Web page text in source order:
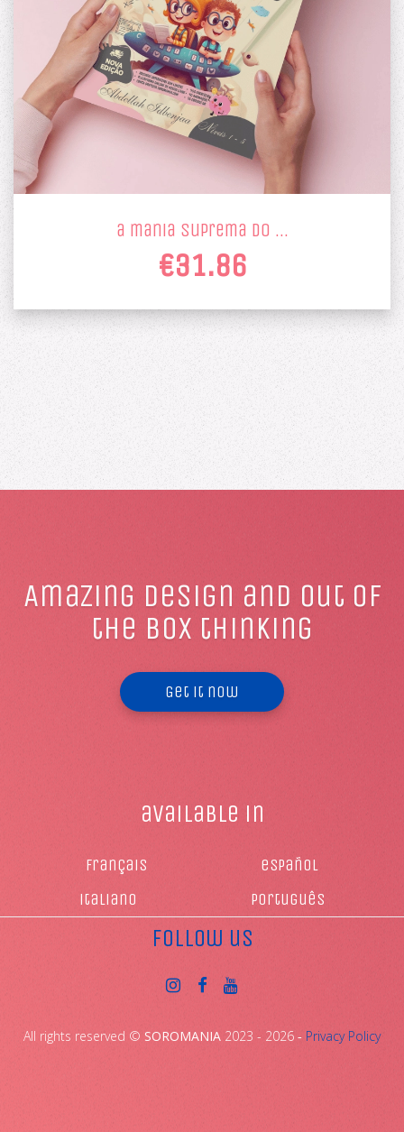
a mania suprema do …
€31.86
Amazing design and out of
the box thinking
Get it now
available in
français
español
italiano
Português
follow us
All rights reserved © SOROMANIA 2023 - 2026 ‐ Privacy Policy